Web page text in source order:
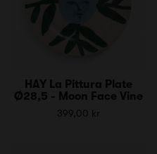
HAY La Pittura Plate
Ø28,5 - Moon Face Vine
399,00 kr